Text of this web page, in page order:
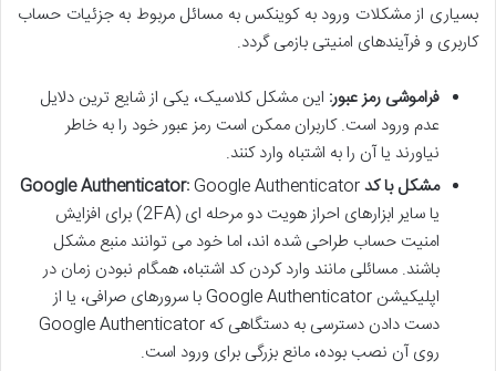
بسیاری از مشکلات ورود به کوینکس به مسائل مربوط به جزئیات حساب
کاربری و فرآیندهای امنیتی بازمی گردد.
فراموشی رمز عبور: این مشکل کلاسیک، یکی از شایع ترین دلایل
عدم ورود است. کاربران ممکن است رمز عبور خود را به خاطر
نیاورند یا آن را به اشتباه وارد کنند.
مشکل با کد Google Authenticator:Google Authenticator
یا سایر ابزارهای احراز هویت دو مرحله ای (2FA) برای افزایش
امنیت حساب طراحی شده اند، اما خود می توانند منبع مشکل
باشند. مسائلی مانند وارد کردن کد اشتباه، همگام نبودن زمان در
اپلیکیشن Google Authenticator با سرورهای صرافی، یا از
دست دادن دسترسی به دستگاهی که Google Authenticator
روی آن نصب بوده، مانع بزرگی برای ورود است.